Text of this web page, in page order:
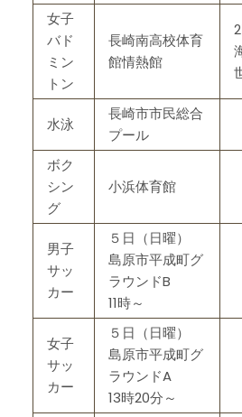
女子
バド
ミン
トン
長崎南高校体育
館情熱館
水泳
長崎市市民総合
プール
ボク
シン
グ
小浜体育館
男子
サッ
カー
５日（日曜）
島原市平成町グ
ラウンドB
11時～
女子
サッ
カー
５日（日曜）
島原市平成町グ
ラウンドA
13時20分～